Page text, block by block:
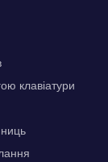
клавіатури